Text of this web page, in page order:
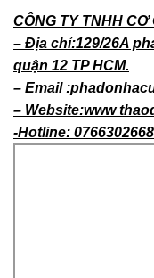
CÔNG TY TNHH CƠ
– Địa chỉ:129/26A
quận 12 TP HCM.
– Email
– Website:www
-Hotline: